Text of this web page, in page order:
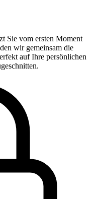
Sie vom ersten Moment
wir gemeinsam die
auf Ihre persönlichen